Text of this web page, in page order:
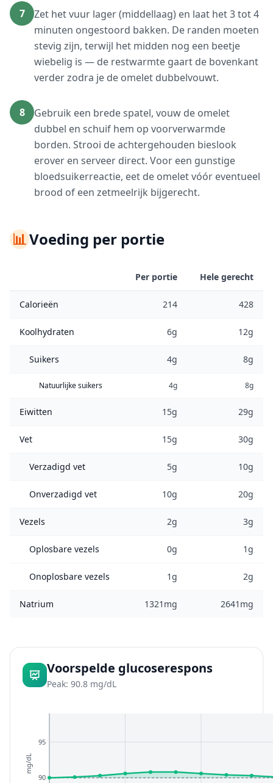
7
Zet het vuur lager (middellaag) en laat het 3 tot 4
minuten ongestoord bakken. De randen moeten
stevig zijn, terwijl het midden nog een beetje
wiebelig is — de restwarmte gaart de bovenkant
verder zodra je de omelet dubbelvouwt.
8
Gebruik een brede spatel, vouw de omelet
dubbel en schuif hem op voorverwarmde
borden. Strooi de achtergehouden bieslook
erover en serveer direct. Voor een gunstige
bloedsuikerreactie, eet de omelet vóór eventueel
brood of een zetmeelrijk bijgerecht.
📊Voeding per portie
Per portie Hele gerecht
Calorieën 214 428
Koolhydraten 6g 12g
Suikers 4g 8g
Natuurlijke suikers 4g 8g
Eiwitten 15g 29g
Vet 15g 30g
Verzadigd vet 5g 10g
Onverzadigd vet 10g 20g
Vezels 2g 3g
Oplosbare vezels 0g 1g
Onoplosbare vezels 1g 2g
Natrium 1321mg 2641mg
Voorspelde glucoserespons
Peak: 90.8 mg/dL
90
95
mg/dL